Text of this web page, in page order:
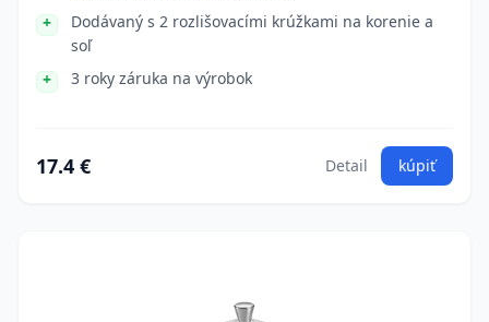
Dodávaný s 2 rozlišovacími krúžkami na korenie a
soľ
3 roky záruka na výrobok
17.4 € Detail kúpiť